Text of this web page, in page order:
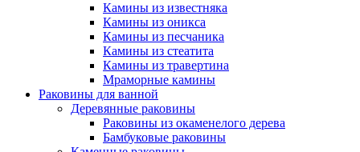
Камины из известняка
Камины из оникса
Камины из песчаника
Камины из стеатита
Камины из травертина
Мраморные камины
Раковины для ванной
Деревянные раковины
Раковины из окаменелого дерева
Бамбуковые раковины